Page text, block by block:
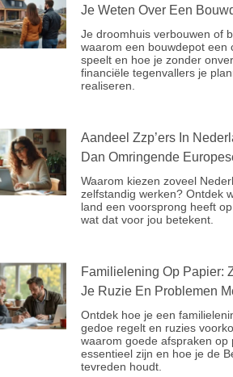
Je Weten Over Een
Je droomhuis verbouwen of
waarom een bouwdepot een
speelt en hoe je zonder
financiële tegenvallers je
realiseren.
Aandeel Zzp’ers In
Dan Omringende
Waarom kiezen zoveel
zelfstandig werken? Ontdek
land een voorsprong heeft
wat dat voor jou betekent.
Familielening Op Papier:
Je Ruzie En Problemen
Ontdek hoe je een
gedoe regelt en ruzies
waarom goede afspraken op
essentieel zijn en hoe je de
tevreden houdt.